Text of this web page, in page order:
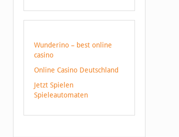
Wunderino – best online
casino
Online Casino Deutschland
Jetzt Spielen
Spieleautomaten